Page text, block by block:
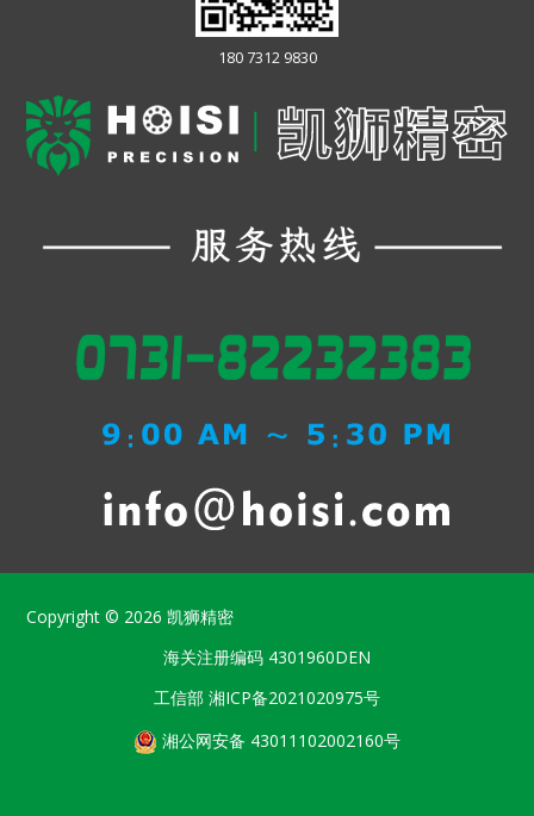
180 7312 9830
Copyright © 2026凯狮精密
海关注册编码 4301960DEN
工信部 湘ICP备2021020975号
湘公网安备 43011102002160号